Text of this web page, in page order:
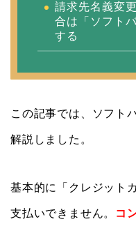
請求先名義変
合は「ソフト
する
この記事では、ソフト
解説しました。
基本的に「クレジット
支払いできません。 コ